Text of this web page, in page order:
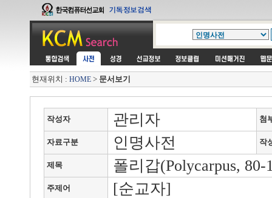
현재위치 : HOME > 문서보기
작성자 관리자 첨
자료구분 인명사전 작
제목 폴리갑(Polycarpus, 80-
주제어 [순교자]